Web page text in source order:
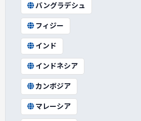
バングラデシュ
フィジー
インド
インドネシア
カンボジア
マレーシア